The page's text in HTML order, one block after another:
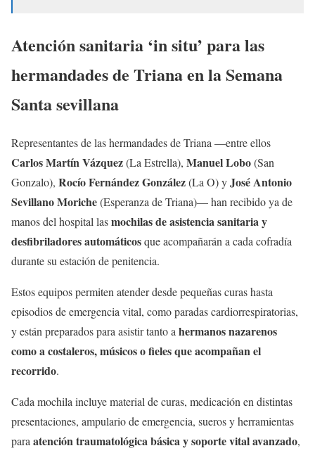
Atención sanitaria ‘in situ’ para las
hermandades de Triana en la Semana
Santa sevillana
Representantes de las hermandades de Triana —entre ellos
Carlos Martín Vázquez(La Estrella), Manuel Lobo(San
Gonzalo), Rocío Fernández González(La O) yJosé Antonio
Sevillano Moriche(Esperanza de Triana)— han recibido ya de
manos del hospital lasmochilas de asistencia sanitaria y
desfibriladores automáticosque acompañarán a cada cofradía
durante su estación de penitencia.
Estos equipos permiten atender desde pequeñas curas hasta
episodios de emergencia vital, como paradas cardiorrespiratorias,
y están preparados para asistir tanto a hermanos nazarenos
como a costaleros, músicos o fieles que acompañan el
recorrido.
Cada mochila incluye material de curas, medicación en distintas
presentaciones, ampulario de emergencia, sueros y herramientas
para atención traumatológica básica y soporte vital avanzado,